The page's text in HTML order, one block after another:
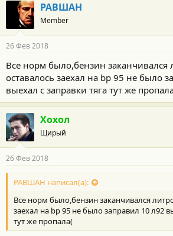
РАВШАН
Member
26 Фев 2018
Все норм было,бензин заканчивался
оставалось заехал на bp 95 не было
выехал с заправки тяга тут же
Хохол
Щирый
26 Фев 2018
РАВШАН написал(а):
Все норм было,бензин заканчивался
заехал на bp 95 не было заправил 10 л92
тут же пропала(